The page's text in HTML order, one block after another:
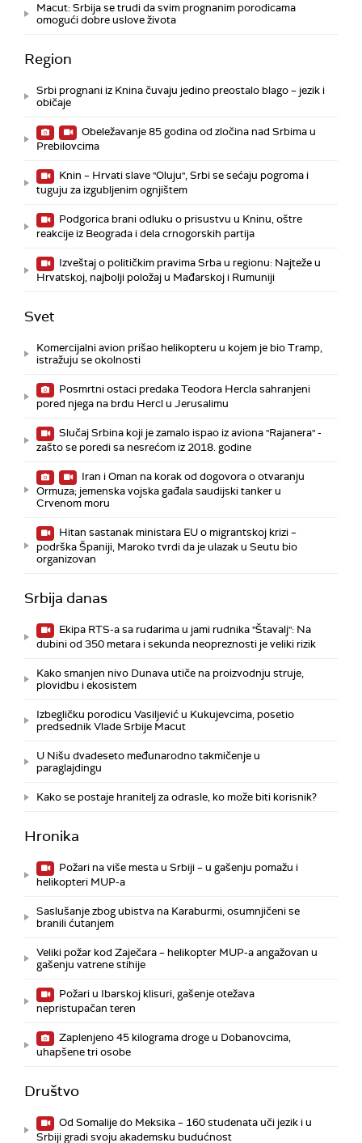
Macut: Srbija se trudi da svim prognanim porodicama
omogući dobre uslove života
Region
Srbi prognani iz Knina čuvaju jedino preostalo blago – jezik i
običaje
Obeležavanje 85 godina od zločina nad Srbima u
Prebilovcima
Knin – Hrvati slave "Oluju", Srbi se sećaju pogroma i
tuguju za izgubljenim ognjištem
Podgorica brani odluku o prisustvu u Kninu, oštre
reakcije iz Beograda i dela crnogorskih partija
Izveštaj o političkim pravima Srba u regionu: Najteže u
Hrvatskoj, najbolji položaj u Mađarskoj i Rumuniji
Svet
Komercijalni avion prišao helikopteru u kojem je bio Tramp,
istražuju se okolnosti
Posmrtni ostaci predaka Teodora Hercla sahranjeni
pored njega na brdu Hercl u Jerusalimu
Slučaj Srbina koji je zamalo ispao iz aviona "Rajanera" -
zašto se poredi sa nesrećom iz 2018. godine
Iran i Oman na korak od dogovora o otvaranju
Ormuza; jemenska vojska gađala saudijski tanker u
Crvenom moru
Hitan sastanak ministara EU o migrantskoj krizi –
podrška Španiji, Maroko tvrdi da je ulazak u Seutu bio
organizovan
Srbija danas
Ekipa RTS-a sa rudarima u jami rudnika "Štavalj": Na
dubini od 350 metara i sekunda neopreznosti je veliki rizik
Kako smanjen nivo Dunava utiče na proizvodnju struje,
plovidbu i ekosistem
Izbegličku porodicu Vasiljević u Kukujevcima, posetio
predsednik Vlade Srbije Macut
U Nišu dvadeseto međunarodno takmičenje u
paraglajdingu
Kako se postaje hranitelj za odrasle, ko može biti korisnik?
Hronika
Požari na više mesta u Srbiji – u gašenju pomažu i
helikopteri MUP-a
Saslušanje zbog ubistva na Karaburmi, osumnjičeni se
branili ćutanjem
Veliki požar kod Zaječara – helikopter MUP-a angažovan u
gašenju vatrene stihije
Požari u Ibarskoj klisuri, gašenje otežava
nepristupačan teren
Zaplenjeno 45 kilograma droge u Dobanovcima,
uhapšene tri osobe
Društvo
Od Somalije do Meksika – 160 studenata uči jezik i u
Srbiji gradi svoju akademsku budućnost